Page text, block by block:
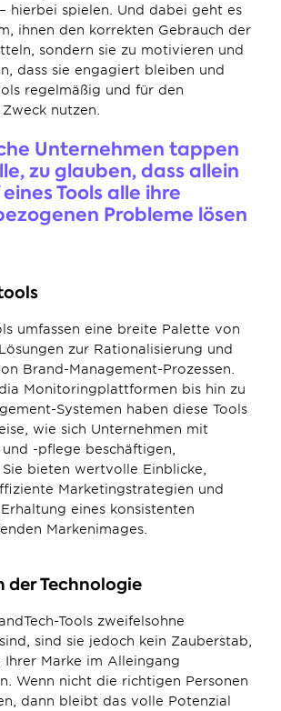
hierbei spielen. Und dabei geht es
ihnen den korrekten Gebrauch der
sondern sie zu motivieren und
dass sie engagiert bleiben und
regelmäßig und für den
nutzen.
Unternehmen tappen
zu glauben, dass allein
Tools alle ihre
Probleme lösen
umfassen eine breite Palette von
zur Rationalisierung und
Brand-Management-Prozessen.
Monitoringplattformen bis hin zu
Systemen haben diese Tools
wie sich Unternehmen mit
-pflege beschäftigen,
bieten wertvolle Einblicke,
Marketingstrategien und
eines konsistenten
Markenimages.
der Technologie
Tools zweifelsohne
sind sie jedoch kein Zauberstab,
Marke im Alleingang
Wenn nicht die richtigen Personen
dann bleibt das volle Potenzial